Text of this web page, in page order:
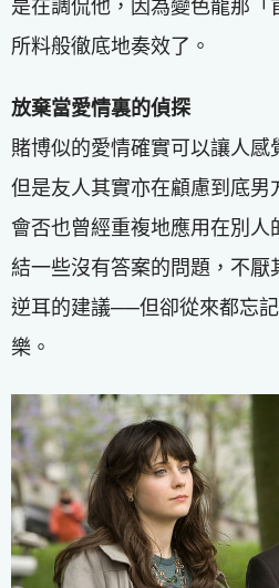
是在調侃他，因為變色龍那
所料般徹底地奏效了。
放棄當愛情裏的偵探
賭博似的愛情確實可以讓人感
但是友人其實亦在顧慮到底男
會否也曾經重複地應用在別人
結一些沒有答案的問題，不厭
逆耳的建議──但卻從來都忘
樂。